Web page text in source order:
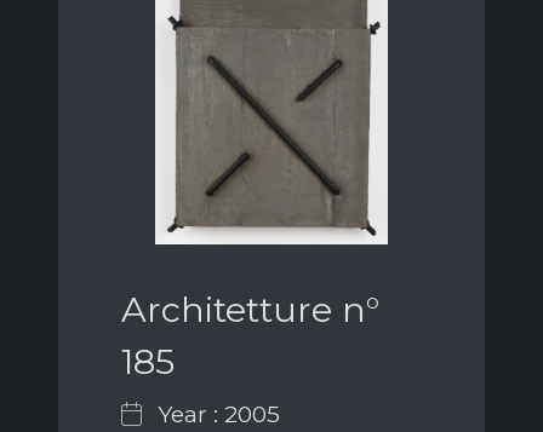
Architetture n°
185
Year : 2005